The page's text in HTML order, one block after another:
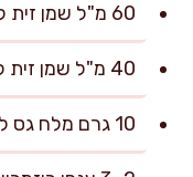
60 מ"ל שמן זית לבצק
40 מ"ל שמן זית לשימון התבנית ולעבודה
10 גרם מלח גס לפיזור מעל